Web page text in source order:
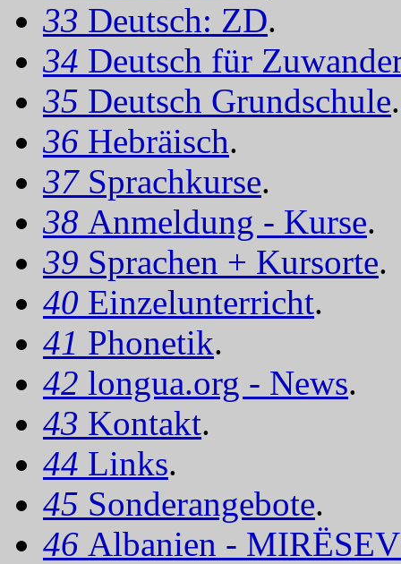
33 Deutsch: ZD.
34 Deutsch für
35 Deutsch Grundschule.
36 Hebräisch.
37 Sprachkurse.
38 Anmeldung - Kurse.
39 Sprachen + Kursorte.
40 Einzelunterricht.
41 Phonetik.
42 longua.org - News.
43 Kontakt.
44 Links.
45 Sonderangebote.
46 Albanien -